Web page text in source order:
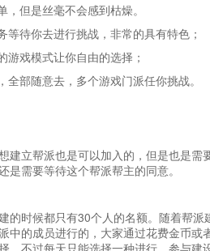
，但是丝毫不会感到枯燥。
等待你去进行挑战，非常的具有特色；
游戏模式让你自由的选择；
全部随意去，多个游戏门派任你挑战。
建立帮派也是可以加入的，但是也是
是需要等待这个帮派帮主的同意。
的时候都只有30个人的名额。随着帮
中的成员进行的，大家通过花费金币
，不过每天只能选择一种进行，参与建